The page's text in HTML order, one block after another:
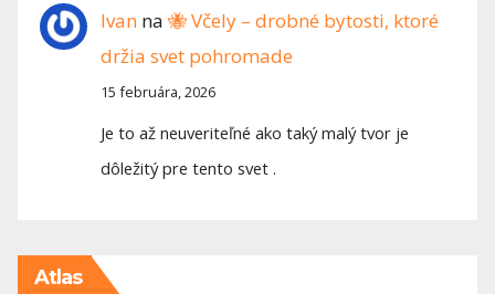
Ivan na🐝 Včely – drobné bytosti, ktoré
držia svet pohromade
15 februára, 2026
Je to až neuveriteľné ako taký malý tvor je
dôležitý pre tento svet .
Atlas